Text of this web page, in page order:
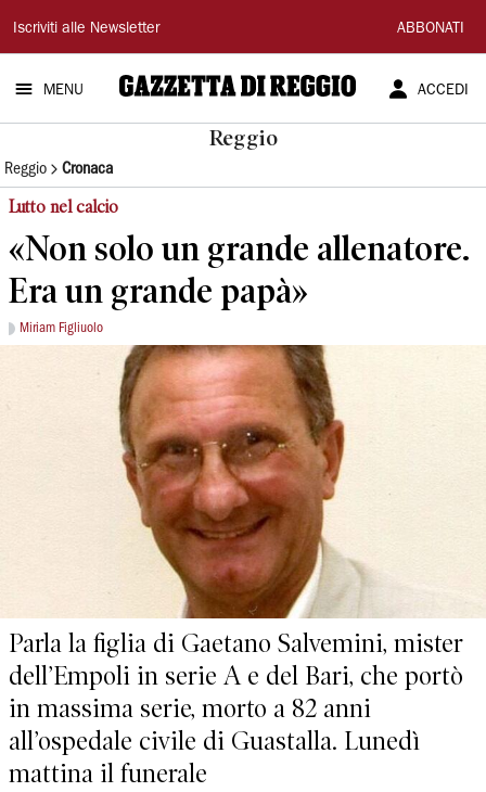
Gazzetta
di
Reggio
Iscriviti alle Newsletter ABBONATI
MENU ACCEDI
Reggio
Reggio Cronaca
Lutto nel calcio
«Non solo un grande allenatore.
Era un grande papà»
Miriam Figliuolo
Parla la figlia di Gaetano Salvemini, mister
dell’Empoli in serie A e del Bari, che portò
in massima serie, morto a 82 anni
all’ospedale civile di Guastalla. Lunedì
mattina il funerale